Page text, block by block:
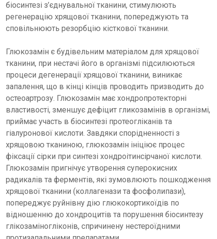
біосинтезі з’єднувальної тканини, стимулюють
регенерацію хрящової тканини, попереджують та
сповільнюють резорбцію кісткової тканини.
Глюкозамін є будівельним матеріалом для хрящової
тканини, при нестачі його в організмі підсилюються
процеси дегенерації хрящової тканини, виникає
запалення, що в кінці кінців проводить призводить до
остеоартрозу. Глюкозамін має хондропротекторні
властивості, зменшує дефіцит гликозамінів в організмі,
приймає участь в біосинтезі протеогліканів та
гіалуронової кислоти. Завдяки спорідненності з
хрящовою тканиною, глюкозамін ініціює процес
фіксації сірки при синтезі хондроітинсірчаної кислоти.
Глюкозамін пригнічує утворення суперокисних
радикалів та ферментів, які зумовлюють пошкодження
хрящової тканини (коллагенази та фосфолипази),
попереджує руйнівну дію глюкокортикоїдів по
відношенню до хондроцитів та порушення біосинтезу
глікозаміногліконів, спричинену нестероїдними